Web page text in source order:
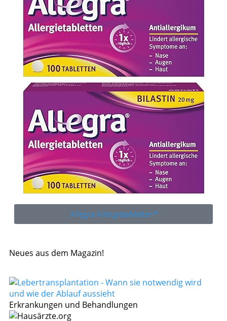
Allegra Allergietabletten*
Neues aus dem Magazin!
Erkrankungen und Behandlungen